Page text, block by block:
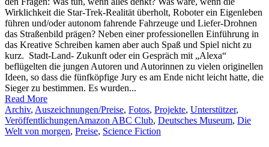
Wirklichkeit die Star-Trek-Realität überholt, Roboter ein Eigenleben
führen und/oder autonom fahrende Fahrzeuge und Liefer-Drohnen
das Straßenbild prägen? Neben einer professionellen Einführung in
das Kreative Schreiben kamen aber auch Spaß und Spiel nicht zu
kurz. Stadt-Land- Zukunft oder ein Gespräch mit „Alexa“
beflügelten die jungen Autoren und Autorinnen zu vielen originellen
Ideen, so dass die fünfköpfige Jury es am Ende nicht leicht hatte, die
Sieger zu bestimmen. Es wurden...
Read More
Archiv, Auszeichnungen/Preise, Fotos, Projekte, Unterstützer,
VeröffentlichungenAmazon ABC Club, Deutsches Museum, Die
Welt von morgen, Preise, Science Fiction